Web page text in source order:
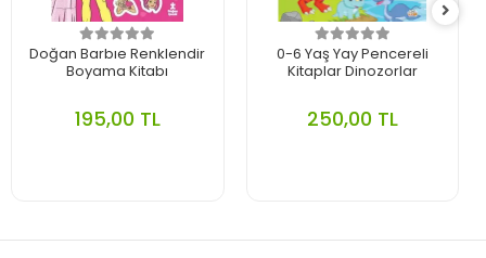
Doğan Barbıe Renklendir
Boyama Kitabı
195,00 TL
0-6 Yaş Yay Pencereli
Kitaplar Dinozorlar
250,00 TL